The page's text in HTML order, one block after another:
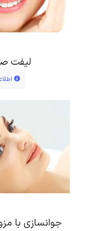
لیفت
جوانسازی با